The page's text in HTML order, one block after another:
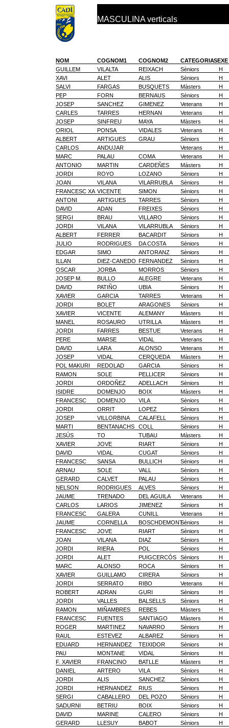
MASCULINA verticals
NOM COGNOM1 COGNOM2 CATEGORIASEXE
GUILLEM
VILALTA REIXACH Sèniors
H
XAVI
ALET ALIS Sèniors
H
SALVI
FARGAS BUSQUETS Màsters
H
PEP
FORN BERNAUS Sèniors
H
JOSEP
SANCHEZ GIMENEZ Veterans
H
CARLES
TARRES HERNAN Veterans
H
JOSEP
SINFREU MAYA Màsters
H
ORIOL
PONSA VIDALES Veterans
H
ALBERT
ARTIGUES GRAU Sèniors
H
CARLOS
ANDUJAR Veterans
H
MARC
PALAU COMA Veterans
H
ANTONIO
MARTIN CARDEÑES Màsters
H
JORDI
ROYO LOZANO Sèniors
H
JOAN
VILANA VILARRUBLA Sèniors
H
FRANCESC XA VICENTE SIMON Sèniors
H
ANTONI
ARTIGUES TARRES Sèniors
H
DAVID
ADAN FREIXES Sèniors
H
SERGI
BRAU VILLARO Sèniors
H
JORDI
VILANA VILARRUBLA Sèniors
H
ALBERT
FERRER BACARDIT Sèniors
H
JULIO
RODRIGUES DA COSTA Sèniors
H
EDGAR
SIMO ANTORANZ Sèniors
H
ILLAN
DIEZ-CANEDO FERNANDEZ Sèniors
H
OSCAR
JORBA MORROS Sèniors
H
JOSEP M.
BULLO ALEGRE Veterans
H
DAVID
PATIÑO UBIA Sèniors
H
XAVIER
GARCIA TARRES Veterans
H
JORDI
BOLET ARAGONES Sèniors
H
XAVIER
VICENTE ALEMANY Màsters
H
MANEL
ROSAURO UTRILLA Màsters
H
JORDI
FARRES BESTUE Veterans
H
PERE
MARSE VIDAL Veterans
H
DAVID
LARA ALONSO Veterans
H
JOSEP
VIDAL CERQUEDA Màsters
H
POL MAKURI
REDOLAD GARCIA Sèniors
H
RAMON
SOLE PELLICER Sèniors
H
JORDI
ORDOÑEZ ADELLACH Sèniors
H
ISIDRE
DOMENJO BOIX Màsters
H
FRANCESC
DOMENJO VILA Sèniors
H
JORDI
ORRIT LOPEZ Sèniors
H
JOSEP
VILLORBINA CALAFELL Sèniors
H
MARTI
BENTANACHS COLL Sèniors
H
JESÚS
TO TUBAU Màsters
H
XAVIER
JOVE RIART Sèniors
H
DAVID
VIDAL CUGAT Sèniors
H
FRANCESC
SANSA BULLICH Sèniors
H
ARNAU
SOLE VALL Sèniors
H
GERARD
CALVET PALAU Sèniors
H
NELSON
RODRIGUES ALVES Sèniors
H
JAUME
TRENADO DEL AGUILA Veterans
H
CARLOS
LARIOS JIMENEZ Sèniors
H
FRANCESC
GALERA CUNILL Veterans
H
JAUME
CORNELLA BOSCHDEMONTSèniors
H
FRANCESC
JOVE RIART Sèniors
H
JOAN
VILANA DIAZ Sèniors
H
JORDI
RIERA POL Sèniors
H
JORDI
ALET PUIGCERCÓS Sèniors
H
MARC
ALONSO ROCA Sèniors
H
XAVIER
GUILLAMO CIRERA Sèniors
H
JORDI
SERRATO RIBO Veterans
H
ROBERT
ADRAN GURI Sèniors
H
JORDI
VALLES BALSELLS Sèniors
H
RAMON
MIÑAMBRES REBES Màsters
H
FRANCESC
FUENTES SANTIAGO Màsters
H
ROGER
MARTINEZ NAVARRO Sèniors
H
RAUL
ESTEVEZ ALBAREZ Sèniors
H
EDUARD
HERNANDEZ TEIXIDOR Sèniors
H
PAU
MONTANE VIDAL Sèniors
H
F. XAVIER
FRANCINO BATLLE Màsters
H
DANIEL
ARTERO VILA Sèniors
H
JORDI
ALIS SANCHEZ Sèniors
H
JORDI
HERNANDEZ RIUS Sèniors
H
SERGI
CABALLERO DEL POZO Sèniors
H
SADURNI
BETRIU BOIX Sèniors
H
DAVID
MARINE CALERO Sèniors
H
GERARD
LLESUY BABOT Sèniors
H